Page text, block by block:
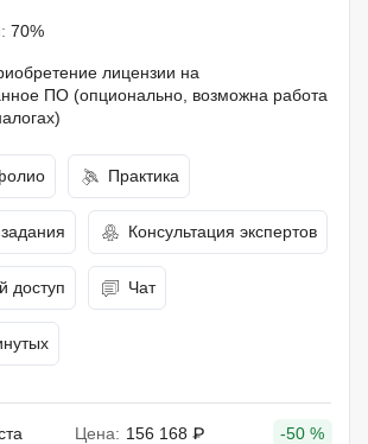
70%
лицензии на
ПО (опционально, возможна работа
Практика
Консультация экспертов
доступ Чат
Цена: 156 168 ₽ -50 %